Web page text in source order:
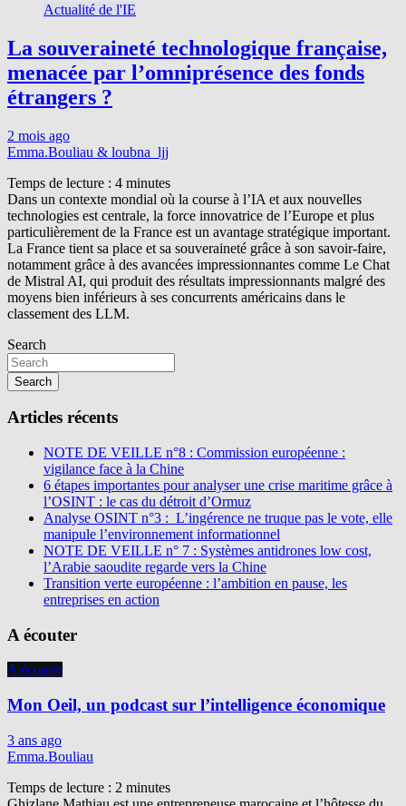
Actualité de l'IE
La souveraineté technologique française,
menacée par l’omniprésence des fonds
étrangers ?
2 mois ago
Emma.Bouliau & loubna_ljj
Temps de lecture : 4 minutes
Dans un contexte mondial où la course à l’IA et aux nouvelles
technologies est centrale, la force innovatrice de l’Europe et plus
particulièrement de la France est un avantage stratégique important.
La France tient sa place et sa souveraineté grâce à son savoir-faire,
notamment grâce à des avancées impressionnantes comme Le Chat
de Mistral AI, qui produit des résultats impressionnants malgré des
moyens bien inférieurs à ses concurrents américains dans le
classement des LLM.
Search
Search
Articles récents
NOTE DE VEILLE n°8 : Commission européenne :
vigilance face à la Chine
6 étapes importantes pour analyser une crise maritime grâce à
l’OSINT : le cas du détroit d’Ormuz
Analyse OSINT n°3 : L’ingérence ne truque pas le vote, elle
manipule l’environnement informationnel
NOTE DE VEILLE n° 7 : Systèmes antidrones low cost,
l’Arabie saoudite regarde vers la Chine
Transition verte européenne : l’ambition en pause, les
entreprises en action
A écouter
A écouter
Mon Oeil, un podcast sur l’intelligence économique
3 ans ago
Emma.Bouliau
Temps de lecture : 2 minutes